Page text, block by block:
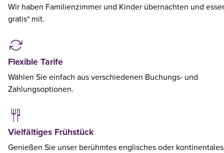
Wir haben Familienzimmer und Kinder übernachten und
gratis* mit.
Flexible Tarife
Wählen Sie einfach aus verschiedenen Buchungs- und
Zahlungsoptionen.
Vielfältiges Frühstück
Genießen Sie unser berühmtes englisches oder kontinentales